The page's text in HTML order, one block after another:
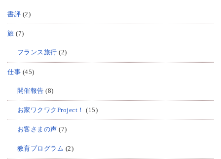
書評 (2)
旅 (7)
フランス旅行 (2)
仕事 (45)
開催報告 (8)
お家ワクワクProject！ (15)
お客さまの声 (7)
教育プログラム (2)